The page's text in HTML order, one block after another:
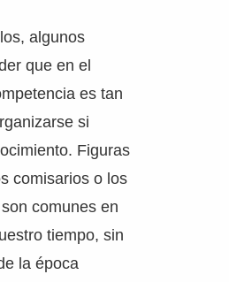
algunos
que en el
es tan
si
Figuras
comisarios o los
comunes en
tiempo, sin
la época